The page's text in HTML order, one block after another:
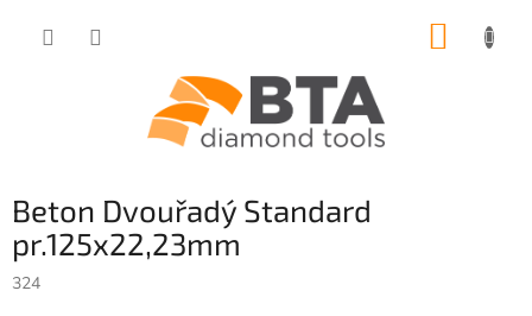
Beton Dvouřadý Standard
pr.125x22,23mm
324